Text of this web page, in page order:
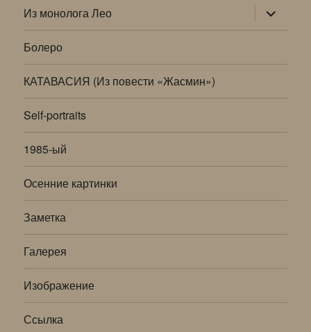
Из монолога Лео раскрыть
дочернее
меню
Болеро
КАТАВАСИЯ (Из повести «Жасмин»)
Self-portraits
1985-ый
Осенние картинки
Заметка
Галерея
Изображение
Ссылка